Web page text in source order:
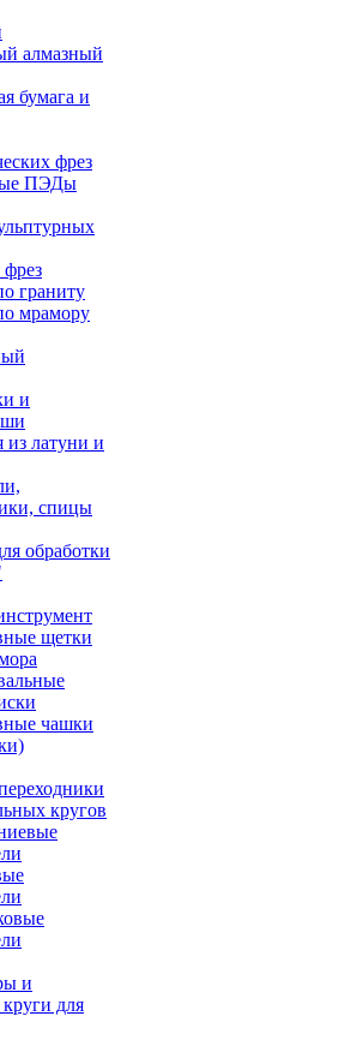
алмазный
бумага и
фрез
ПЭДы
граниту
мрамору
и
из латуни и
спицы
обработки
щетки
чашки
кругов
и
для